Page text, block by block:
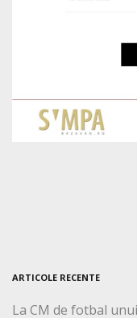
ARTICOLE RECENTE
La CM de fotbal